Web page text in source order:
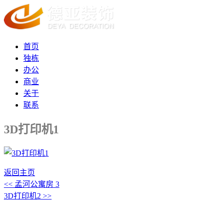
首页
独栋
办公
商业
关于
联系
3D打印机1
返回主页
<< 孟河公寓房 3
3D打印机2 >>